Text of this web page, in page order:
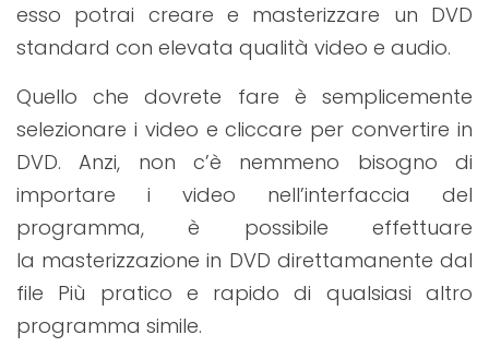
esso potrai creare e masterizzare un DVD
standard con elevata qualità video e audio.
Quello che dovrete fare è semplicemente
selezionare i video e cliccare per convertire in
DVD. Anzi, non c’è nemmeno bisogno di
importare i video nell’interfaccia del
programma, è possibile effettuare
la masterizzazione in DVD direttamanente dal
file Più pratico e rapido di qualsiasi altro
programma simile.